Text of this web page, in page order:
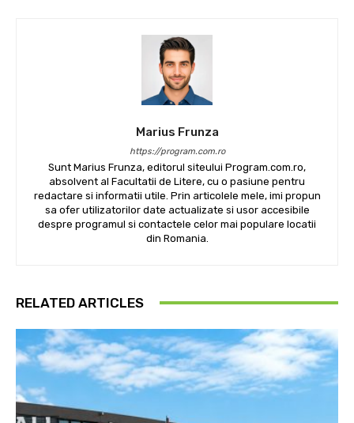
Marius Frunza
https://program.com.ro
Sunt Marius Frunza, editorul siteului Program.com.ro,
absolvent al Facultatii de Litere, cu o pasiune pentru
redactare si informatii utile. Prin articolele mele, imi propun
sa ofer utilizatorilor date actualizate si usor accesibile
despre programul si contactele celor mai populare locatii
din Romania.
RELATED ARTICLES